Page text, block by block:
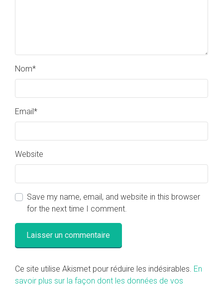
Nom*
Email*
Website
Save my name, email, and website in this browser
for the next time I comment.
Ce site utilise Akismet pour réduire les indésirables. En
savoir plus sur la façon dont les données de vos